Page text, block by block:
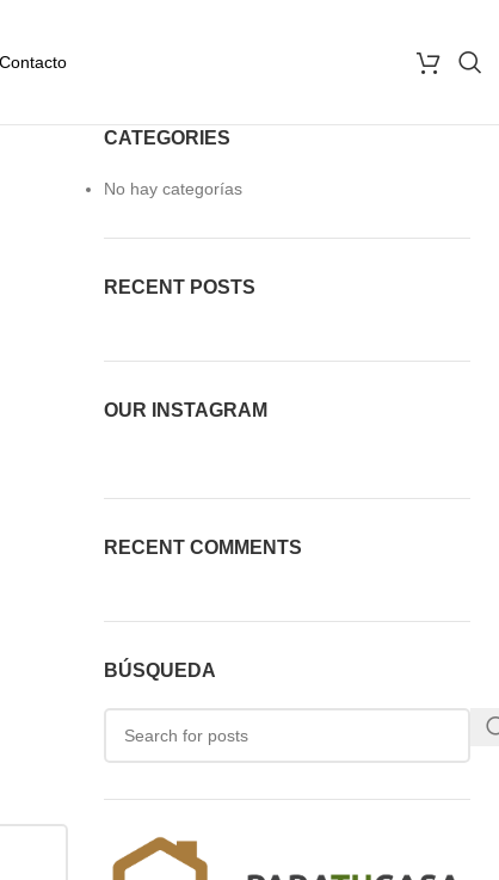
Contacto
CATEGORIES
No hay categorías
RECENT POSTS
OUR INSTAGRAM
RECENT COMMENTS
BÚSQUEDA